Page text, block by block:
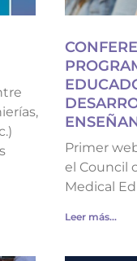
Primer
el Council
Medical
Leer más...